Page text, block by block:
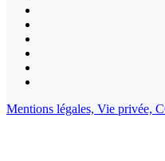
Mentions légales, Vie privée,